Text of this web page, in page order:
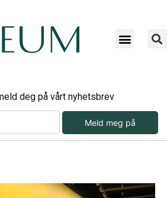
deg på vårt nyhetsbrev
Meld meg på